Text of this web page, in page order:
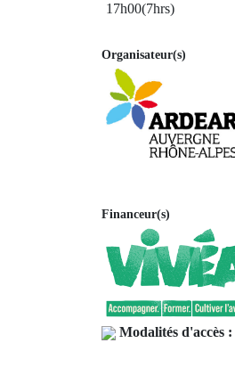
17h00(7hrs)
Organisateur(s)
Financeur(s)
Modalités d'accès :